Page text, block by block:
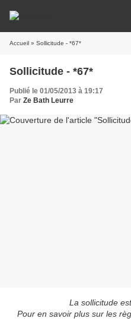
Accueil » Sollicitude - *67*
Sollicitude - *67*
Publié le 01/05/2013 à 19:17
Par Ze Bath Leurre
La sollicitude
Pour en savoir plus sur les